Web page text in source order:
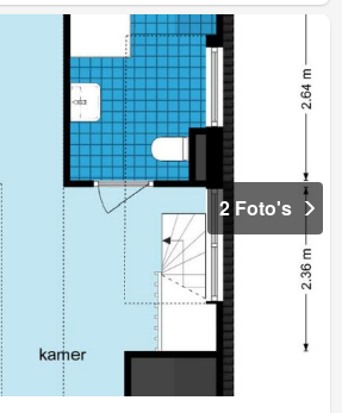
2 Foto's